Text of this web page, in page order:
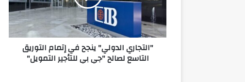
التوريق
التاسع
لصالح
"جي
"التجاري الدولي" ينجح في إتمام التوريق
التاسع لصالح "جي بي للتأجير التمويل"